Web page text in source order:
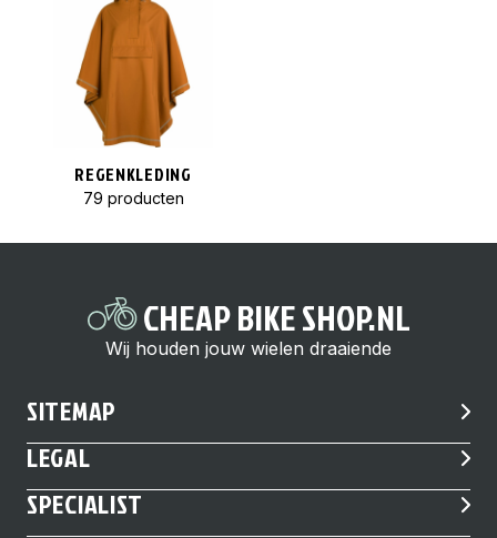
REGENKLEDING
79 producten
CHEAP BIKE SHOP.NL
Wij houden jouw wielen draaiende
SITEMAP
LEGAL
SPECIALIST